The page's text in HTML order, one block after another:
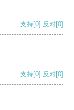
支持[0] 反对[0]
支持[0] 反对[0]